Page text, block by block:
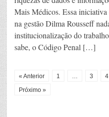
Mais Médicos. Essa
na gestão Dilma Rousseff
institucionalização do
sabe, o Código Penal […]
« Anterior 1 3 4
Próximo »